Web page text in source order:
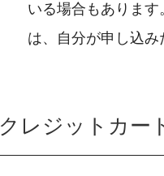
いる場合もありま
は、自分が申し込み
クレジットカー